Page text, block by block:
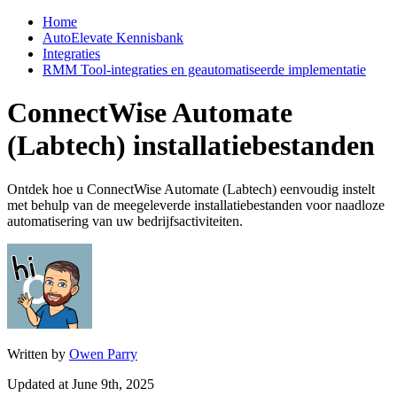
Home
AutoElevate Kennisbank
Integraties
RMM Tool-integraties en geautomatiseerde implementatie
ConnectWise Automate
(Labtech) installatiebestanden
Ontdek hoe u ConnectWise Automate (Labtech) eenvoudig instelt
met behulp van de meegeleverde installatiebestanden voor naadloze
automatisering van uw bedrijfsactiviteiten.
Written by Owen Parry
Updated at June 9th, 2025